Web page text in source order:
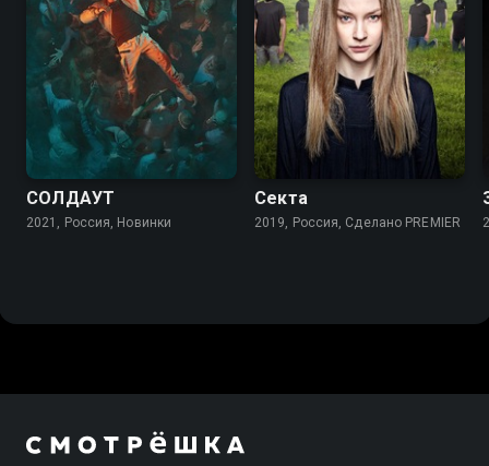
СОЛДАУТ
2021, Россия, Новинки
6.4 5.9
Секта
2019, Россия, Сделано PREMIER